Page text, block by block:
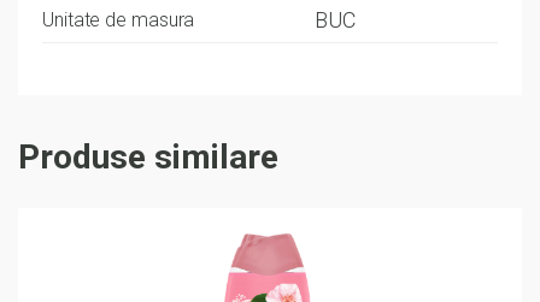
Unitate de masura BUC
Produse similare